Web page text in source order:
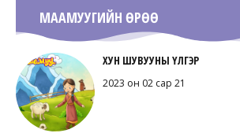
МААМУУГИЙН ӨРӨӨ
ХУН ШУВУУНЫ ҮЛГЭР
2023 он 02 сар 21